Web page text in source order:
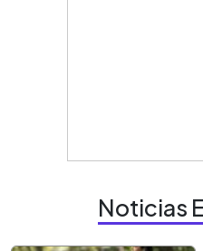
Noticias